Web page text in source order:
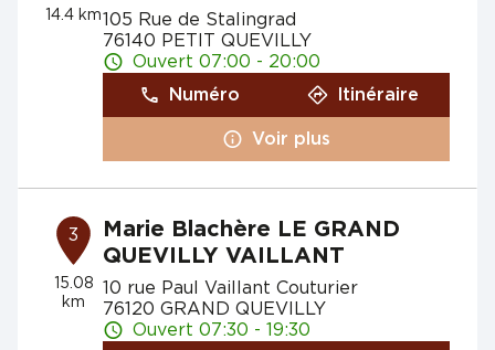
14.4 km105 Rue de Stalingrad
76140 PETIT QUEVILLY
Ouvert 07:00 - 20:00
Numéro
Itinéraire
Voir plus
3
15.08
km
Marie Blachère LE GRAND
QUEVILLY VAILLANT
10 rue Paul Vaillant Couturier
76120 GRAND QUEVILLY
Ouvert 07:30 - 19:30